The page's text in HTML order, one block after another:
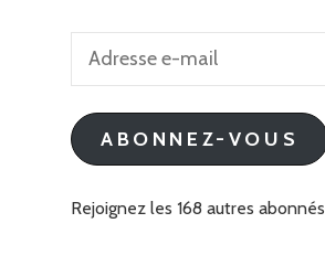
Adresse
mail
ABONNEZ-VOUS
Rejoignez les 168 autres abonnés